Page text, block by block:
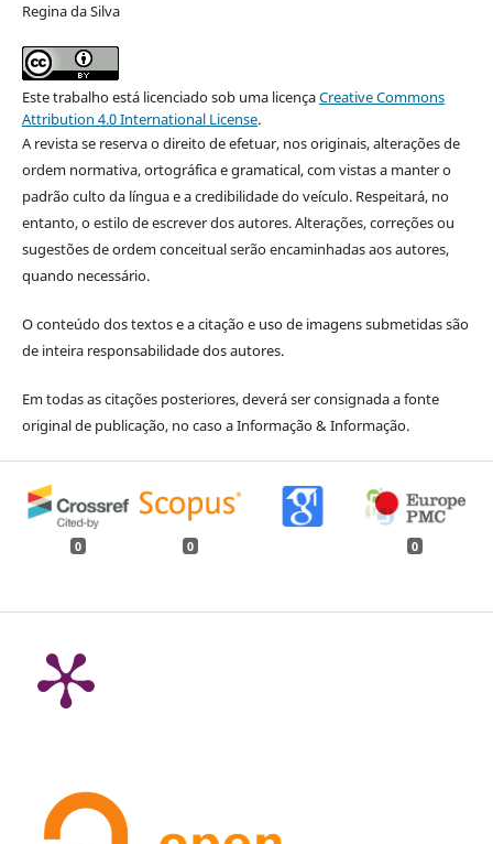
Regina da Silva
Este trabalho está licenciado sob uma licençaCreative Commons
Attribution 4.0 International License.
A revista se reserva o direito de efetuar, nos originais, alterações de
ordem normativa, ortográfica e gramatical, com vistas a manter o
padrão culto da língua e a credibilidade do veículo. Respeitará, no
entanto, o estilo de escrever dos autores. Alterações, correções ou
sugestões de ordem conceitual serão encaminhadas aos autores,
quando necessário.
O conteúdo dos textos e a citação e uso de imagens submetidas são
de inteira responsabilidade dos autores.
Em todas as citações posteriores, deverá ser consignada a fonte
original de publicação, no caso a Informação & Informação.
0 0 0